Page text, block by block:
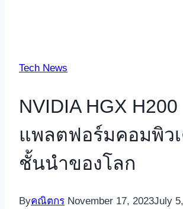
Tech News
NVIDIA HGX H200
แพลตฟอร์มคอมพิว
ชั้นนำของโลก
Byคณิตกร November 17, 2023July